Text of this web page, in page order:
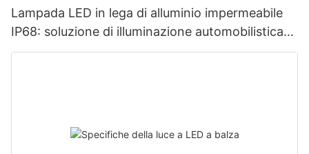
Lampada LED in lega di alluminio impermeabile
IP68: soluzione di illuminazione automobilistica
altamente adattabile